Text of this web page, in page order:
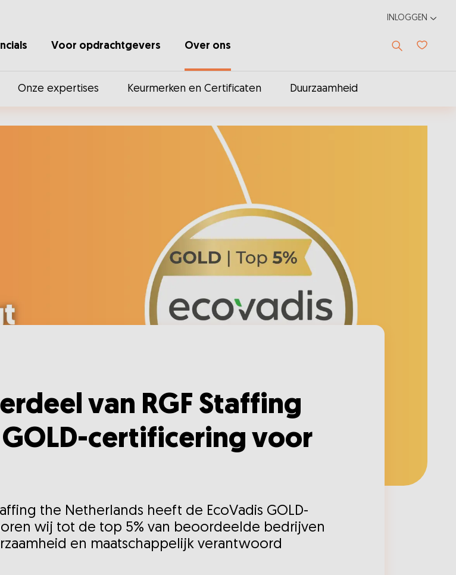
Voor opdrachtgevers Over ons
INLOGGEN
Onze expertises Keurmerken en Certificaten Duurzaamheid
van RGF Staffing
certificering voor
the Netherlands heeft de EcoVadis GOLD-
wij tot de top 5% van beoordeelde bedrijven
en maatschappelijk verantwoord